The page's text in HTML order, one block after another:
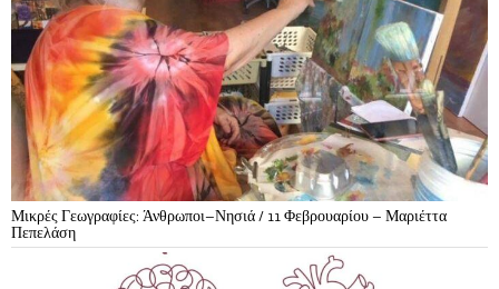
Μικρές Γεωγραφίες: Άνθρωποι–Νησιά / 11 Φεβρουαρίου – Μαριέττα
Πεπελάση